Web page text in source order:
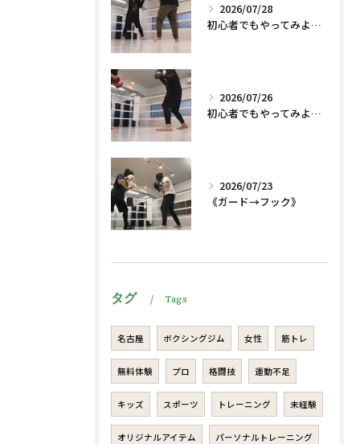
2026/07/28
初心者でもやってみよう、格闘技でダイエット脂肪燃焼🔥
2026/07/26
初心者でもやってみよう、格闘技でダイエット、脂肪燃焼🔥
2026/07/23
《ガード→フック》
タグ Tags
名古屋 ボクシングジム 女性 筋トレ
無料体験 プロ 格闘技 運動不足
キッズ スポーツ トレーニング 未経験
オリジナルアイテム パーソナルトレーニング